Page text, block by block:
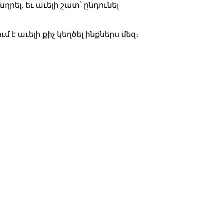
եւ աւելի շատ՝ ընդունել
աւելի քիչ կեղծել ինքներս մեզ։